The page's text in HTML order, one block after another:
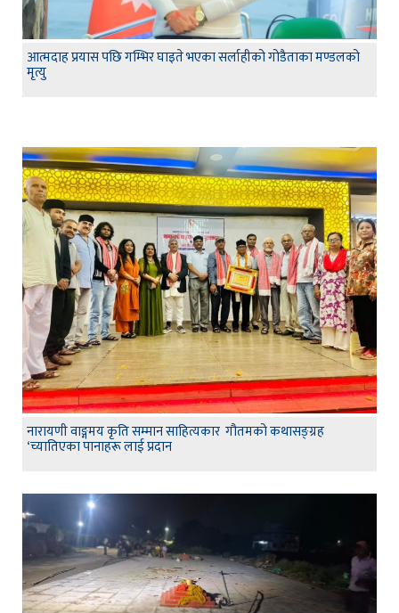
आत्मदाह प्रयास पछि गम्भिर घाइते भएका सर्लाहीको गोडैताका मण्डलको
मृत्यु
नारायणी वाङ्गमय कृति सम्मान साहित्यकार गौतमको कथासङ्ग्रह
‘च्यातिएका पानाहरू लाई प्रदान